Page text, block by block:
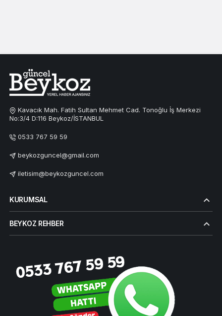
Kavacık Mah. Fatih Sultan Mehmet Cad. Tonoğlu İş Merkezi
No:3/4 D:116 Beykoz/İSTANBUL
0533 767 59 59
beykozguncel@gmail.com
iletisim@beykozguncel.com
KURUMSAL
BEYKOZ REHBER